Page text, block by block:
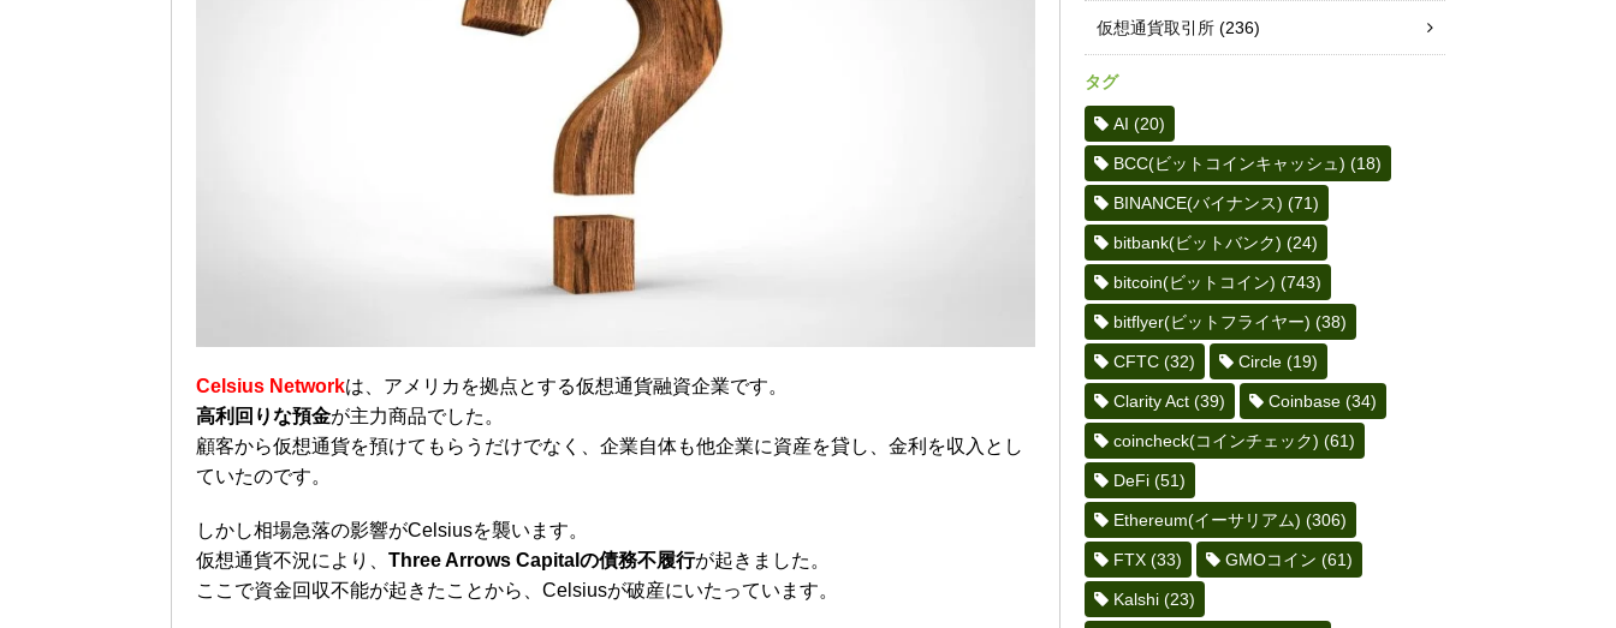
Celsius Networkは、アメリカを拠点とする仮想通貨融資企業です。
高利回りな預金が主力商品でした。
顧客から仮想通貨を預けてもらうだけでなく、企業自体も他企業に資産を貸し、金利を収入とし
ていたのです。
しかし相場急落の影響がCelsiusを襲います。
仮想通貨不況により、 Three Arrows Capitalの債務不履行が起きました。
ここで資金回収不能が起きたことから、Celsiusが破産にいたっています。
仮想通貨取引所 (236)
タグ
AI (20)
BCC(ビットコインキャッシュ) (18)
BINANCE(バイナンス) (71)
bitbank(ビットバンク) (24)
bitcoin(ビットコイン) (743)
bitflyer(ビットフライヤー) (38)
CFTC (32) Circle (19)
Clarity Act (39) Coinbase (34)
coincheck(コインチェック) (61)
DeFi (51)
Ethereum(イーサリアム) (306)
FTX (33) GMOコイン (61)
Kalshi (23)